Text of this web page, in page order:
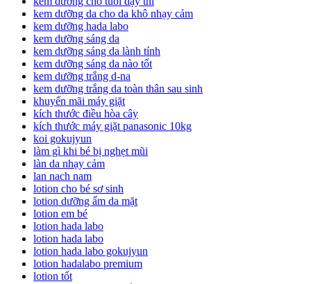
kem dưỡng da cho da khô nhạy cảm
kem dưỡng hada labo
kem dưỡng sáng da
kem dưỡng sáng da lành tính
kem dưỡng sáng da nào tốt
kem dưỡng trắng d-na
kem dưỡng trắng da toàn thân sau sinh
khuyến mãi máy giặt
kích thước điều hòa cây
kích thước máy giặt panasonic 10kg
koi gokujyun
làm gì khi bé bị nghẹt mũi
làn da nhạy cảm
lan nach nam
lotion cho bé sơ sinh
lotion dưỡng ẩm da mặt
lotion em bé
lotion hada labo
lotion hada labo
lotion hada labo gokujyun
lotion hadalabo premium
lotion tốt